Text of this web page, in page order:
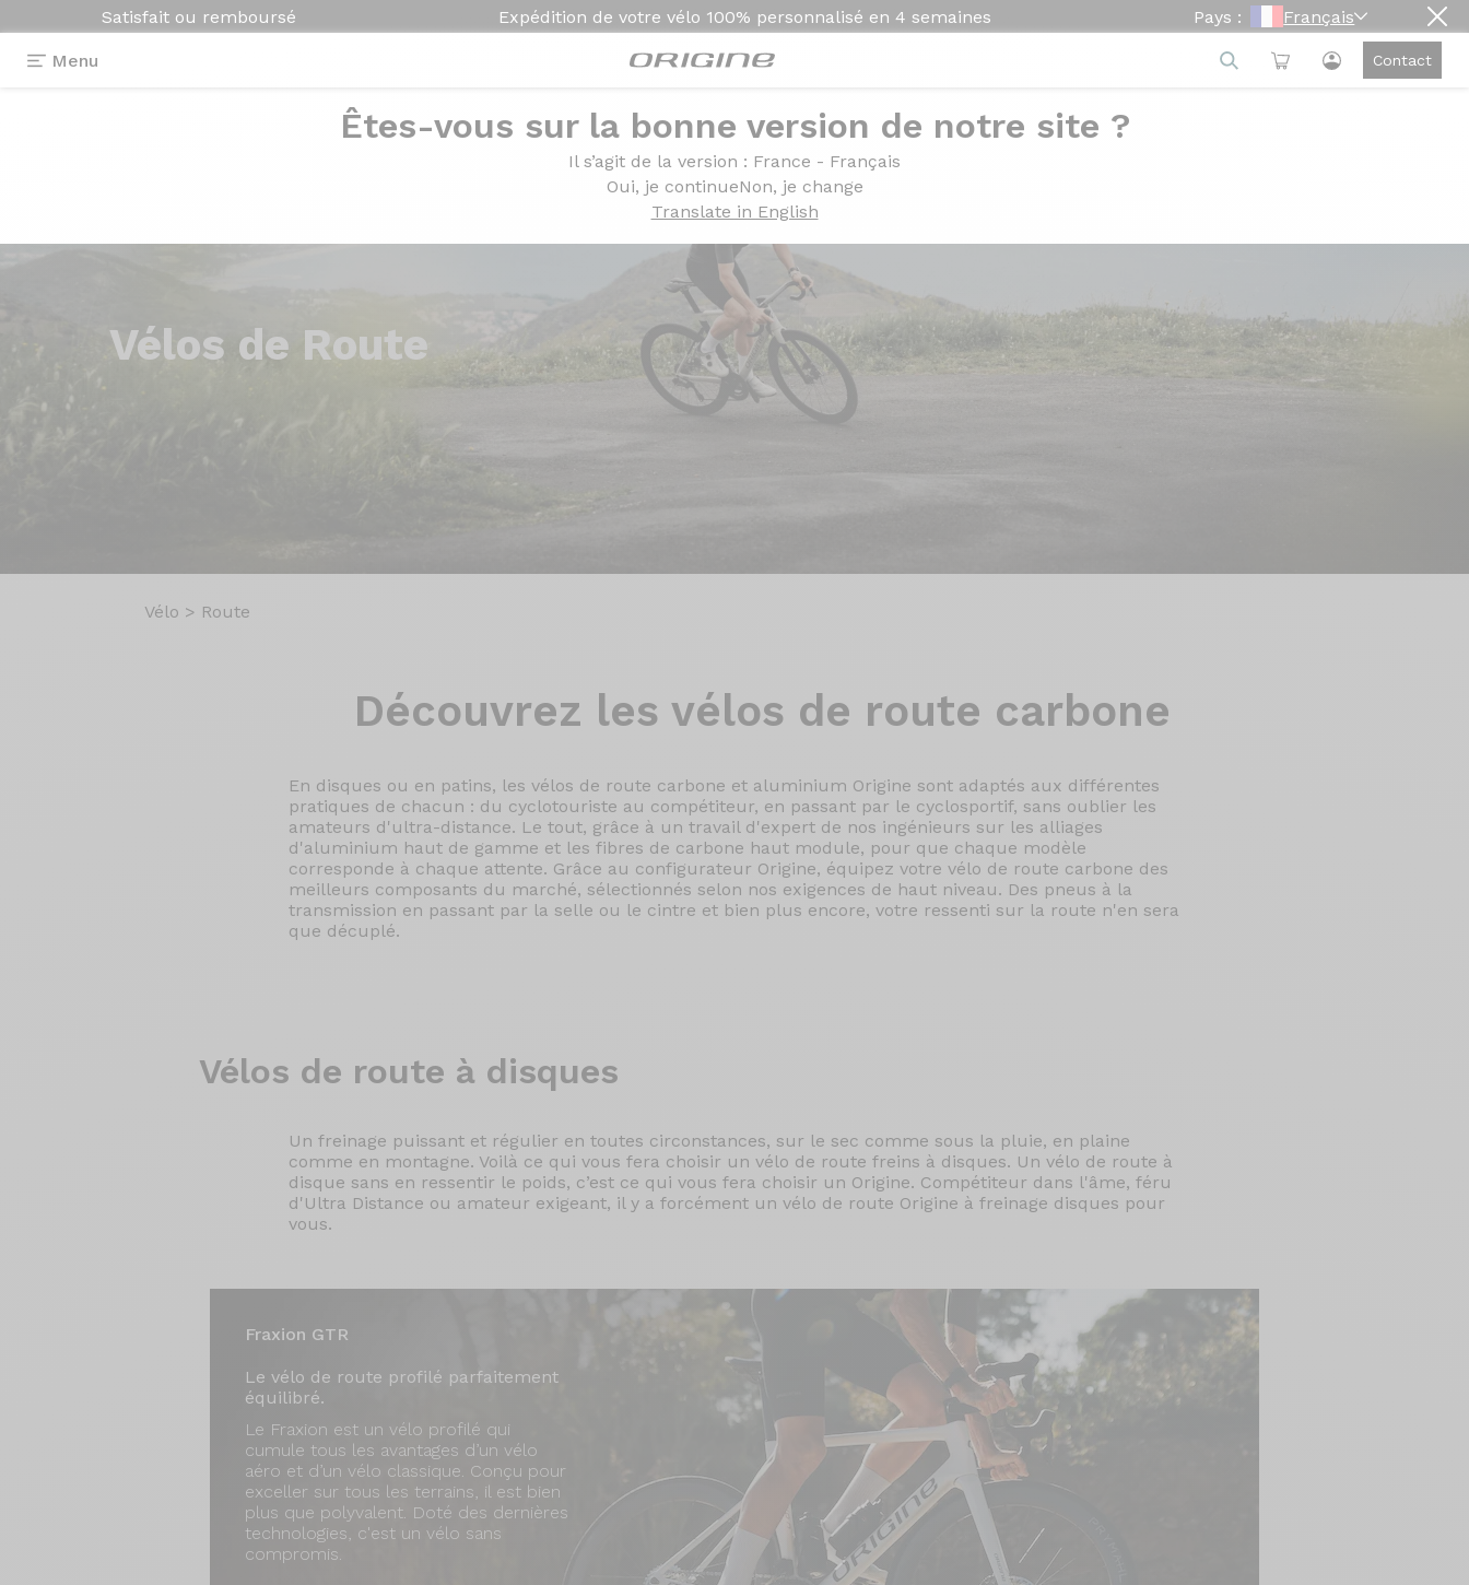
Satisfait ou remboursé Expédition de votre vélo 100% personnalisé en 4 semaines Pays : Français
Menu Contact
Êtes-vous sur la bonne version de notre site ?
Il s’agit de la version : France - Français
Oui, je continueNon, je change
Translate in English
Vélos de Route
Vélo > Route
Découvrez les vélos de route carbone
En disques ou en patins, les vélos de route carbone et aluminium Origine sont adaptés aux différentes
pratiques de chacun : du cyclotouriste au compétiteur, en passant par le cyclosportif, sans oublier les
amateurs d'ultra-distance. Le tout, grâce à un travail d'expert de nos ingénieurs sur les alliages
d'aluminium haut de gamme et les fibres de carbone haut module, pour que chaque modèle
corresponde à chaque attente. Grâce au configurateur Origine, équipez votre vélo de route carbone des
meilleurs composants du marché, sélectionnés selon nos exigences de haut niveau. Des pneus à la
transmission en passant par la selle ou le cintre et bien plus encore, votre ressenti sur la route n'en sera
que décuplé.
Vélos de route à disques
Un freinage puissant et régulier en toutes circonstances, sur le sec comme sous la pluie, en plaine
comme en montagne. Voilà ce qui vous fera choisir un vélo de route freins à disques. Un vélo de route à
disque sans en ressentir le poids, c’est ce qui vous fera choisir un Origine. Compétiteur dans l'âme, féru
d'Ultra Distance ou amateur exigeant, il y a forcément un vélo de route Origine à freinage disques pour
vous.
Fraxion GTR
Le vélo de route profilé parfaitement
équilibré.
Le Fraxion est un vélo profilé qui
cumule tous les avantages d’un vélo
aéro et d’un vélo classique. Conçu pour
exceller sur tous les terrains, il est bien
plus que polyvalent. Doté des dernières
technologies, c'est un vélo sans
compromis.